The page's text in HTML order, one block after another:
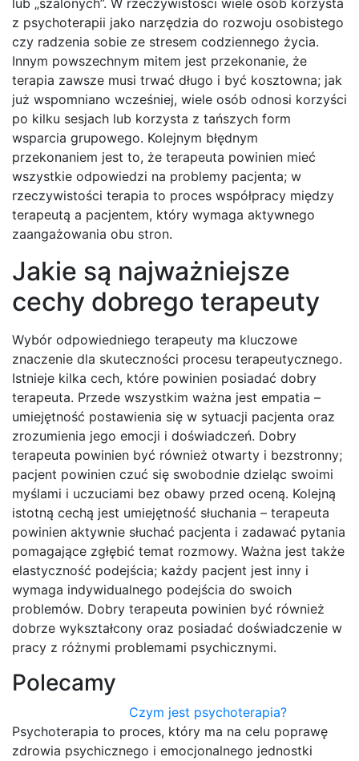
lub „szalonych”. W rzeczywistości wiele osób korzysta
z psychoterapii jako narzędzia do rozwoju osobistego
czy radzenia sobie ze stresem codziennego życia.
Innym powszechnym mitem jest przekonanie, że
terapia zawsze musi trwać długo i być kosztowna; jak
już wspomniano wcześniej, wiele osób odnosi korzyści
po kilku sesjach lub korzysta z tańszych form
wsparcia grupowego. Kolejnym błędnym
przekonaniem jest to, że terapeuta powinien mieć
wszystkie odpowiedzi na problemy pacjenta; w
rzeczywistości terapia to proces współpracy między
terapeutą a pacjentem, który wymaga aktywnego
zaangażowania obu stron.
Jakie są najważniejsze
cechy dobrego terapeuty
Wybór odpowiedniego terapeuty ma kluczowe
znaczenie dla skuteczności procesu terapeutycznego.
Istnieje kilka cech, które powinien posiadać dobry
terapeuta. Przede wszystkim ważna jest empatia –
umiejętność postawienia się w sytuacji pacjenta oraz
zrozumienia jego emocji i doświadczeń. Dobry
terapeuta powinien być również otwarty i bezstronny;
pacjent powinien czuć się swobodnie dzieląc swoimi
myślami i uczuciami bez obawy przed oceną. Kolejną
istotną cechą jest umiejętność słuchania – terapeuta
powinien aktywnie słuchać pacjenta i zadawać pytania
pomagające zgłębić temat rozmowy. Ważna jest także
elastyczność podejścia; każdy pacjent jest inny i
wymaga indywidualnego podejścia do swoich
problemów. Dobry terapeuta powinien być również
dobrze wykształcony oraz posiadać doświadczenie w
pracy z różnymi problemami psychicznymi.
Polecamy
Czym jest psychoterapia?
Psychoterapia to proces, który ma na celu poprawę
zdrowia psychicznego i emocjonalnego jednostki